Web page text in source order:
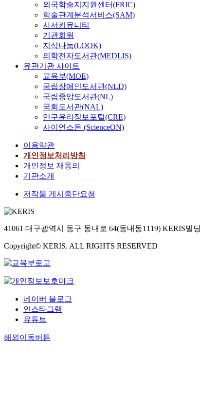
외국학술지지원센터(FRIC)
학술관계분석서비스(SAM)
사서커뮤니티
기관회원
지식나눔(LOOK)
의학전자도서관(MEDLIS)
유관기관 사이트
교육부(MOE)
국립장애인도서관(NLD)
국립중앙도서관(NL)
국회도서관(NAL)
연구윤리정보포털(CRE)
사이언스온 (ScienceON)
이용약관
개인정보처리방침
개인정보 재동의
기관소개
저작물 게시중단요청
41061 대구광역시 동구 동내로 64(동내동1119) KERIS빌딩
Copyright© KERIS. ALL RIGHTS RESERVED
네이버 블로그
인스타그램
유튜브
해외이동버튼